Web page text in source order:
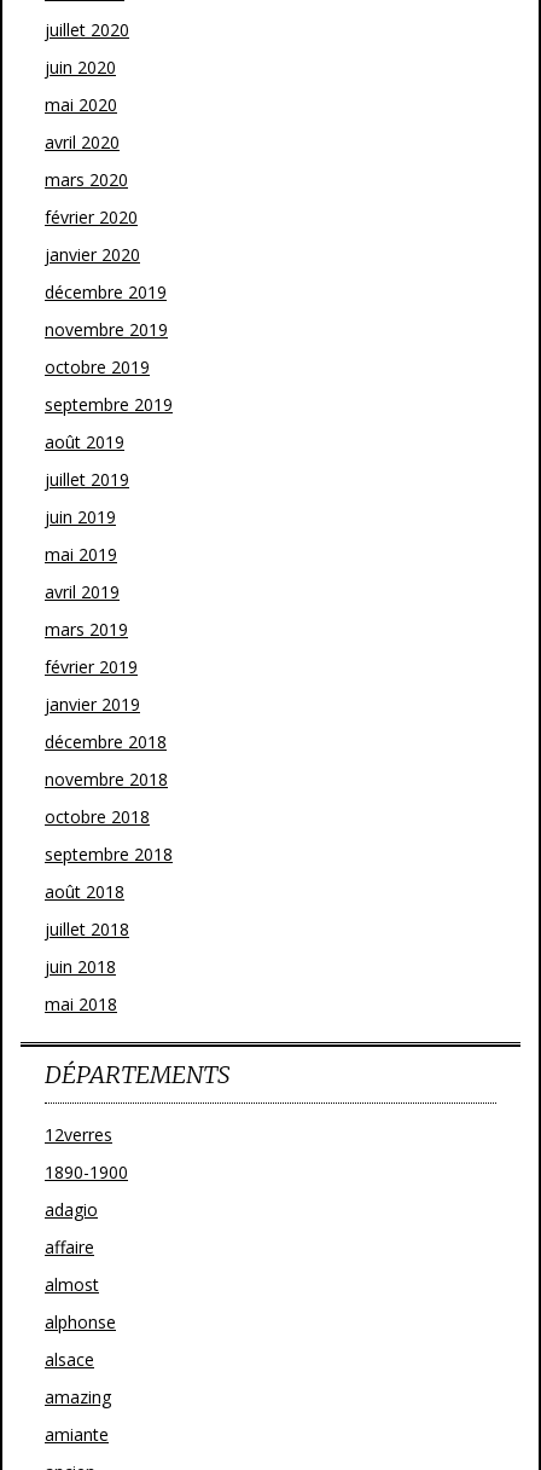
juillet 2020
juin 2020
mai 2020
avril 2020
mars 2020
février 2020
janvier 2020
décembre 2019
novembre 2019
octobre 2019
septembre 2019
août 2019
juillet 2019
juin 2019
mai 2019
avril 2019
mars 2019
février 2019
janvier 2019
décembre 2018
novembre 2018
octobre 2018
septembre 2018
août 2018
juillet 2018
juin 2018
mai 2018
DÉPARTEMENTS
12verres
1890-1900
adagio
affaire
almost
alphonse
alsace
amazing
amiante